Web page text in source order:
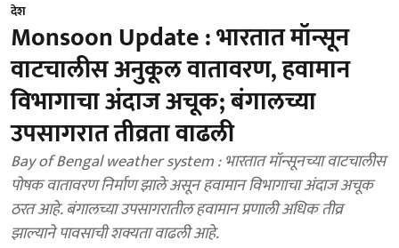
देश
Monsoon Update : भारतात मॉन्सून
वाटचालीस अनुकूल वातावरण, हवामान
विभागाचा अंदाज अचूक; बंगालच्या
उपसागरात तीव्रता वाढली
Bay of Bengal weather system : भारतात मॉन्सूनच्या वाटचालीस
पोषक वातावरण निर्माण झाले असून हवामान विभागाचा अंदाज अचूक
ठरत आहे. बंगालच्या उपसागरातील हवामान प्रणाली अधिक तीव्र
झाल्याने पावसाची शक्यता वाढली आहे.